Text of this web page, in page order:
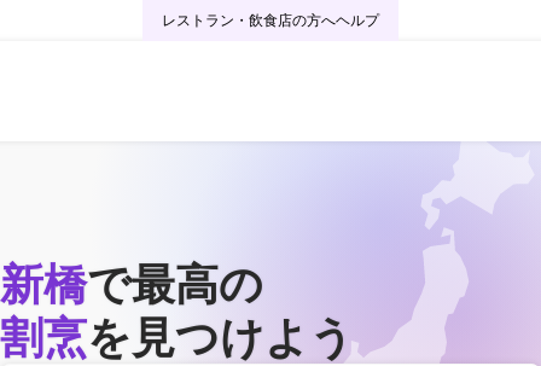
レストラン・飲食店の方へヘルプ
新橋で最高の
割烹を見つけよう